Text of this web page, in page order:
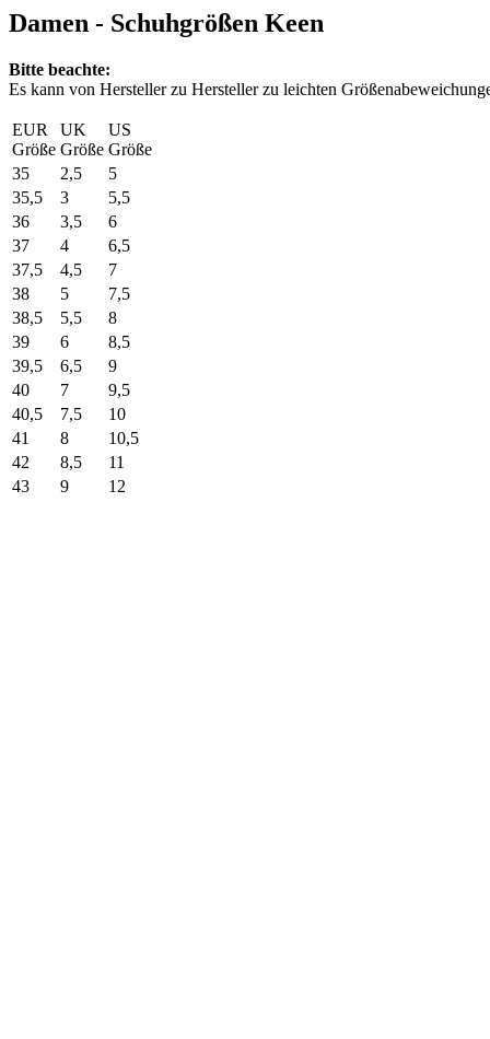
Damen - Schuhgrößen Keen
Bitte beachte:
Es kann von Hersteller zu Hersteller zu leichten
EUR
Größe
UK
Größe
US
Größe
35
2,5
5
35,5
3
5,5
36
3,5
6
37
4
6,5
37,5
4,5
7
38
5
7,5
38,5
5,5
8
39
6
8,5
39,5
6,5
9
40
7
9,5
40,5
7,5
10
41
8
10,5
42
8,5
11
43
9 12